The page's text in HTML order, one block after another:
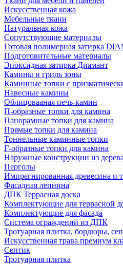
Искусственная кожа
Мебельные ткани
Натуральная кожа
Сопутствующие материалы
Готовая полимерная затирка
Подготовительные материалы
Эпоксидная затирка Диамант
Камины и гриль зоны
Каминные топки с
Навесные камины
Облицовааная печь-камин
П-образные топки для камина
Панорамные топки для камина
Прямые топки для камина
Тоннельные каминные топки
Г-образные топки для камина
Наружные конструкции из дерева
Перголы
Импрегнированная древесина и
Фасадная лепнина
ДПК Террасная доска
Комплектующие для террасной
Комплектующие для фасада
Система ограждений из ДПК
Тротуарная плитка, бордюры,
Искусственная трава премиум
Септик
Тротуарная плитка